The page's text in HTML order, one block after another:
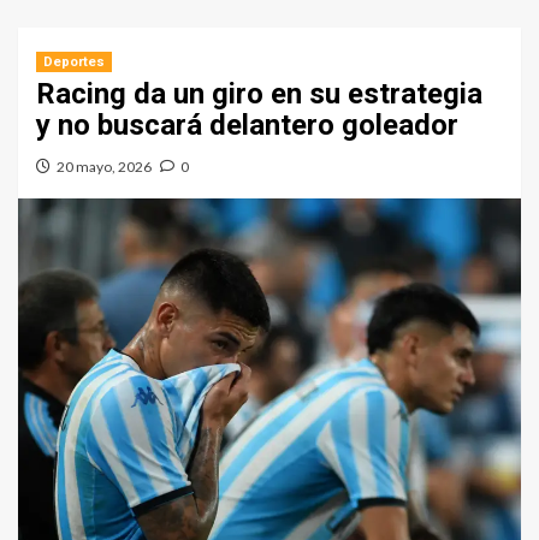
Deportes
Racing da un giro en su estrategia
y no buscará delantero goleador
20 mayo, 2026 0